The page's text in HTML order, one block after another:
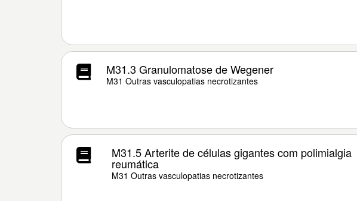
M31.3 Granulomatose de Wegener
M31 Outras vasculopatias necrotizantes
M31.5 Arterite de células gigantes com polimialgia
reumática
M31 Outras vasculopatias necrotizantes